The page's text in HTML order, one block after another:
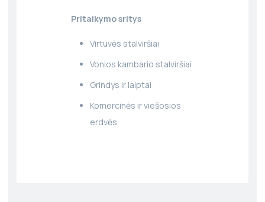
Pritaikymo sritys
Virtuvės stalviršiai
Vonios kambario stalviršiai
Grindys ir laiptai
Komercinės ir viešosios
erdvės